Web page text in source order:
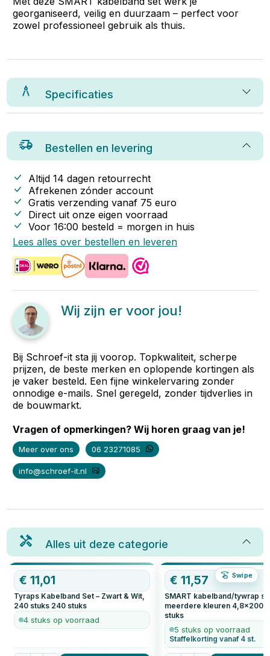
georganiseerd, veilig en duurzaam – perfect voor
zowel professioneel gebruik als thuis.
Specificaties
Bestellen en levering
Altijd 14 dagen retourrecht
Afrekenen zónder account
Gratis verzending vanaf 75 euro
Direct uit onze eigen voorraad
Voor 16:00 besteld = morgen in huis
Lees alles over bestellen en leveren
Wij zijn er voor jou!
Bij Schroef-it sta jij voorop. Topkwaliteit, scherpe
prijzen, de beste merken en oplopende kortingen als
je vaker besteld. Een fijne winkelervaring zonder
onnodige e-mails. Snel geregeld, zonder tijdverlies in
de bouwmarkt.
Vragen of opmerkingen? Wij horen graag van je!
Meer over ons 06 23271085
info@schroef-it.nl
Alles uit deze categorie
Swipe
€11,01
Tyraps Kabelband Set – Zwart & Wit,
240 stuks 240 stuks
4 stuks op voorraad
€11,57
SMART kabelband/tywrap
meerdere kleuren
stuks
5 stuks op voorraad
Staffelkorting vanaf 4 st.